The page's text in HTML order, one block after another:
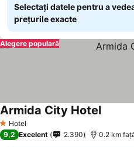
Selectați datele pentru a
prețurile exacte
Alegere populară
1 Stele
Hotel
Armida City HotelVedeți
9,2 Excelent 2.390 0.2 km